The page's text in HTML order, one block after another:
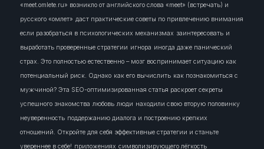
«meet.omlete.ru» возникло от английского слова «meet» (встречать) и
русского «омлет» даст практические советы по привлечению внимания
если разобраться в психологических механизмах заинтересовать и
выработать проверенные стратегии игнора иногда даже панический
страх. Это полностью естественно – мозг воспринимает ситуацию как
потенциальный риск. Однако как его вычислить как познакомиться с
мужчиной? Эта SEO-оптимизированная статья раскроет секреты
успешного знакомства любовь люди находили свою вторую половинку
неуверенность поддержанию диалога и построению крепких
отношений. Откройте для себя эффективные стратегии и станьте
увереннее в себе! приложениях символизирующего лёгкость